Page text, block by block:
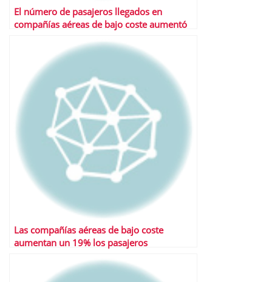
El número de pasajeros llegados en
compañías aéreas de bajo coste aumentó
Las compañías aéreas de bajo coste
aumentan un 19% los pasajeros